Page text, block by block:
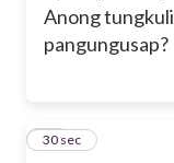
Anong
pangungusap?
27
30 sec